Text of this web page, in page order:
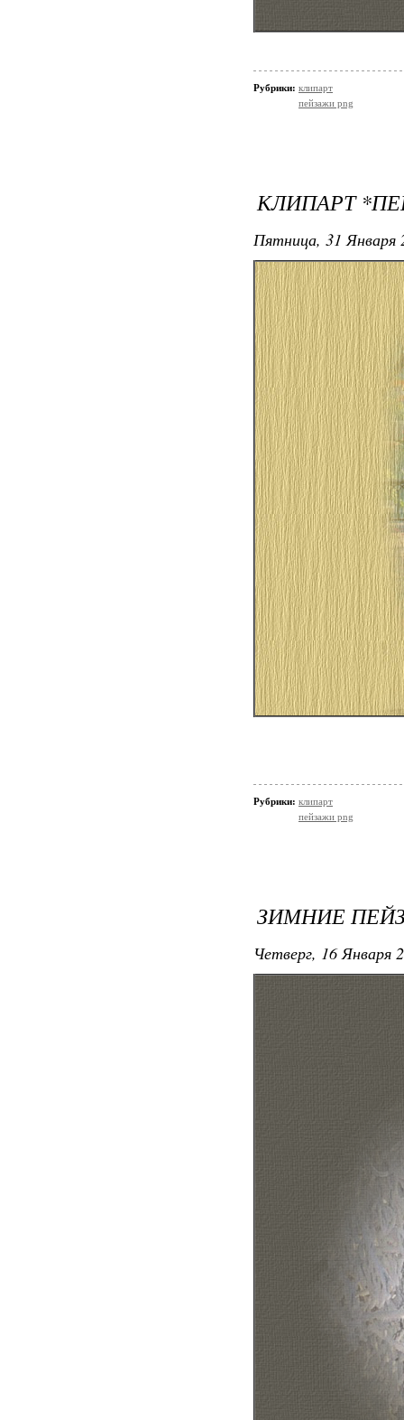
Рубрики: клипарт
пейзажи png
КЛИПАРТ
Пятница, 31 Января
Рубрики: клипарт
пейзажи png
ЗИМНИЕ
Четверг, 16 Января